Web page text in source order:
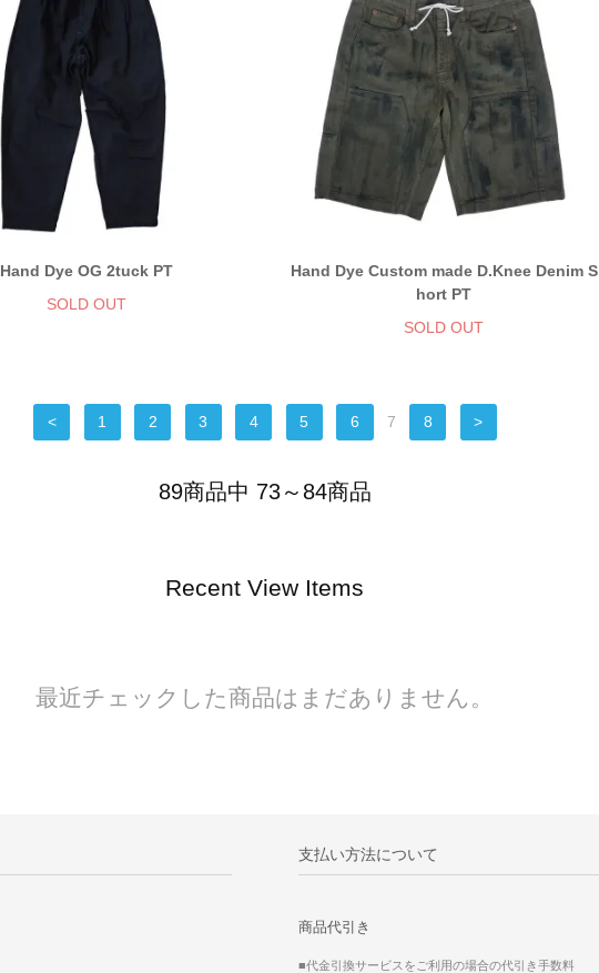
Hand Dye OG 2tuck PT
SOLD OUT
Hand Dye Custom made D.Knee Denim S
hort PT
SOLD OUT
< 1 2 3 4 5 6 7 8 >
89商品中 73～84商品
Recent View Items
最近チェックした商品はまだありません。
支払い方法について
商品代引き
■代金引換サービスをご利用の場合の代引き手数料